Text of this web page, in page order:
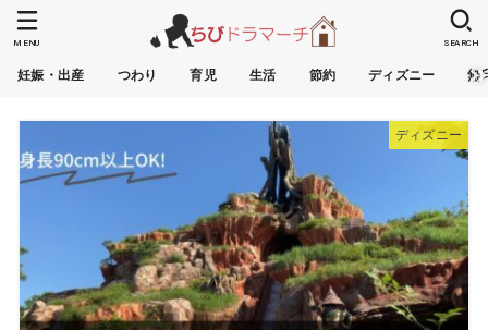
妊娠・出産 つわり 育児 生活 節約 ディズニー 無
SEARCH
MENU
ディズニー